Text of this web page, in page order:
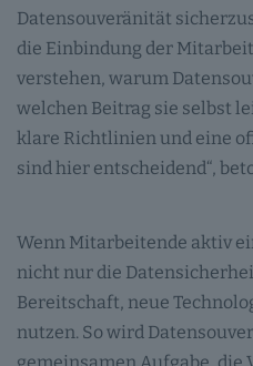
Datensouveränität
die Einbindung der
verstehen, warum
welchen Beitrag sie selbst
klare Richtlinien und eine
sind hier entscheidend“,
Wenn Mitarbeitende aktiv
nicht nur die
Bereitschaft, neue
nutzen. So wird